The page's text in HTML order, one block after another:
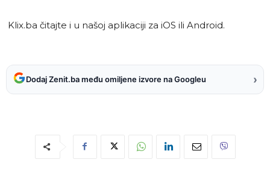
Klix.ba čitajte i u našoj aplikaciji za iOS ili Android.
Dodaj Zenit.ba među omiljene izvore na Googleu ›